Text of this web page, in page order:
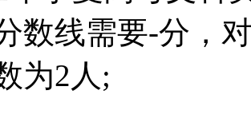
数线需要-分，
为2人;